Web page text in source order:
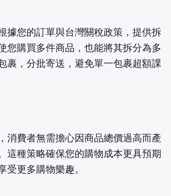
據您的訂單與台灣關稅政策，提供拆
您購買多件商品，也能將其拆分為多
裹，分批寄送，避免單一包裹超額課
消費者無需擔心因商品總價過高而產
這種策略確保您的購物成本更具預期
更多購物樂趣。